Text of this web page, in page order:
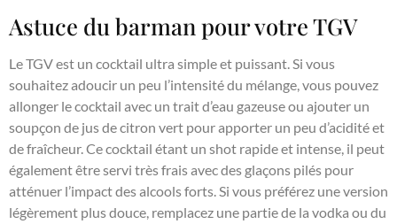
Astuce du barman pour votre TGV
Le TGV est un cocktail ultra simple et puissant. Si vous
souhaitez adoucir un peu l’intensité du mélange, vous pouvez
allonger le cocktail avec un trait d’eau gazeuse ou ajouter un
soupçon de jus de citron vert pour apporter un peu d’acidité et
de fraîcheur. Ce cocktail étant un shot rapide et intense, il peut
également être servi très frais avec des glaçons pilés pour
atténuer l’impact des alcools forts. Si vous préférez une version
légèrement plus douce, remplacez une partie de la vodka ou du